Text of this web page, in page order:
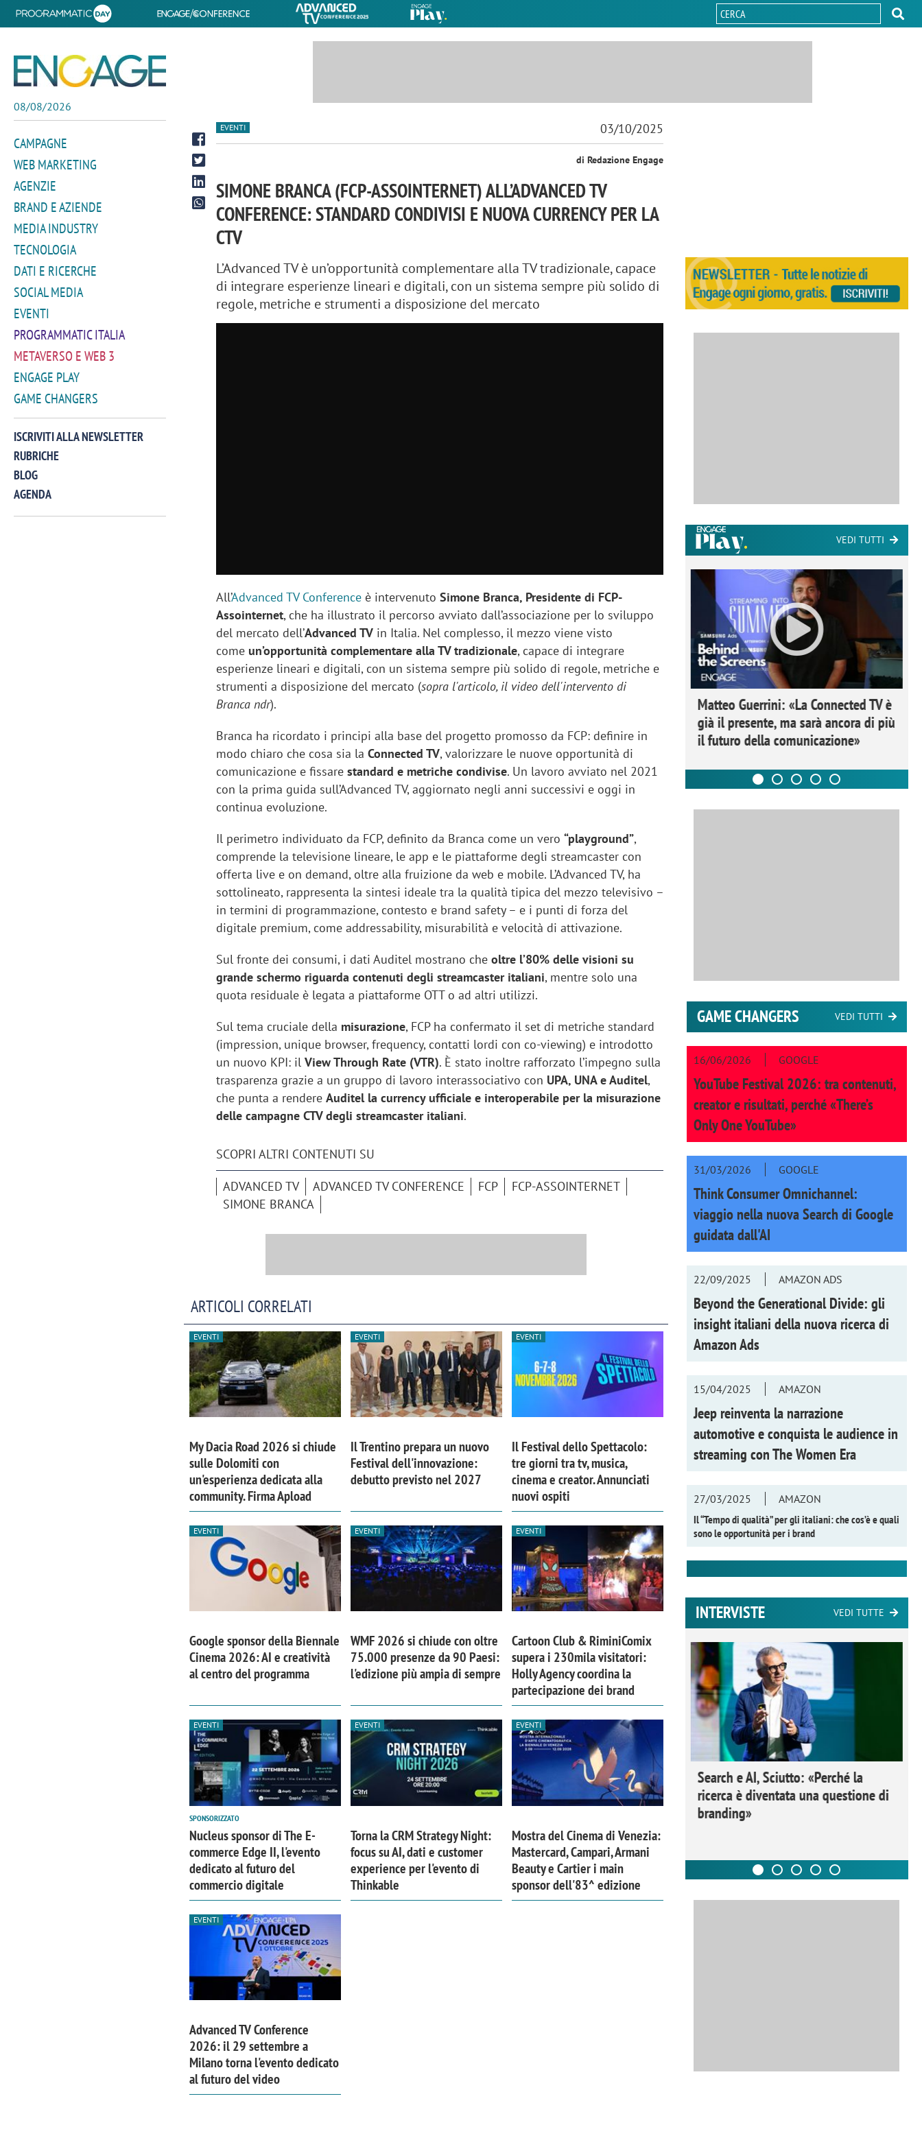
08/08/2026
CAMPAGNE
WEB MARKETING
AGENZIE
BRAND E AZIENDE
MEDIA INDUSTRY
TECNOLOGIA
DATI E RICERCHE
SOCIAL MEDIA
EVENTI
PROGRAMMATIC ITALIA
METAVERSO E WEB 3
ENGAGE PLAY
GAME CHANGERS
ISCRIVITI ALLA NEWSLETTER
RUBRICHE
BLOG
AGENDA
EVENTI 03/10/2025
di Redazione Engage
SIMONE BRANCA (FCP-ASSOINTERNET) ALL’ADVANCED TV
CONFERENCE: STANDARD CONDIVISI E NUOVA CURRENCY PER LA
CTV
L’Advanced TV è un’opportunità complementare alla TV tradizionale, capace
di integrare esperienze lineari e digitali, con un sistema sempre più solido di
regole, metriche e strumenti a disposizione del mercato
All’Advanced TV Conference è intervenutoSimone Branca, Presidente di FCP-
Assointernet, che ha illustrato il percorso avviato dall’associazione per lo sviluppo
del mercato dell’Advanced TV in Italia. Nel complesso, il mezzo viene visto
come un’opportunità complementare alla TV tradizionale, capace di integrare
esperienze lineari e digitali, con un sistema sempre più solido di regole, metriche e
strumenti a disposizione del mercato (sopra l'articolo, il video dell'intervento di
Branca ndr).
Branca ha ricordato i principi alla base del progetto promosso da FCP: definire in
modo chiaro che cosa sia laConnected TV, valorizzare le nuove opportunità di
comunicazione e fissarestandard e metriche condivise. Un lavoro avviato nel 2021
con la prima guida sull’Advanced TV, aggiornato negli anni successivi e oggi in
continua evoluzione.
Il perimetro individuato da FCP, definito da Branca come un vero“playground”,
comprende la televisione lineare, le app e le piattaforme degli streamcaster con
offerta live e on demand, oltre alla fruizione da web e mobile. L’Advanced TV, ha
sottolineato, rappresenta la sintesi ideale tra la qualità tipica del mezzo televisivo –
in termini di programmazione, contesto e brand safety – e i punti di forza del
digitale premium, come addressability, misurabilità e velocità di attivazione.
Sul fronte dei consumi, i dati Auditel mostrano cheoltre l’80% delle visioni su
grande schermo riguarda contenuti degli streamcaster italiani, mentre solo una
quota residuale è legata a piattaforme OTT o ad altri utilizzi.
Sul tema cruciale della misurazione, FCP ha confermato il set di metriche standard
(impression, unique browser, frequency, contatti lordi con co-viewing) e introdotto
un nuovo KPI: ilView Through Rate (VTR). È stato inoltre rafforzato l’impegno sulla
trasparenza grazie a un gruppo di lavoro interassociativo con UPA, UNA e Auditel,
che punta a rendereAuditel la currency ufficiale e interoperabile per la misurazione
delle campagne CTV degli streamcaster italiani.
SCOPRI ALTRI CONTENUTI SU
ADVANCED TV ADVANCED TV CONFERENCE FCP
FCP-ASSOINTERNET
SIMONE BRANCA
ARTICOLI CORRELATI
EVENTI
My Dacia Road 2026 si chiude
sulle Dolomiti con
un'esperienza dedicata alla
community. Firma Apload
EVENTI
Il Trentino prepara un nuovo
Festival dell'innovazione:
debutto previsto nel 2027
EVENTI
Il Festival dello Spettacolo:
tre giorni tra tv, musica,
cinema e creator. Annunciati
nuovi ospiti
EVENTI
Google sponsor della Biennale
Cinema 2026: AI e creatività
al centro del programma
EVENTI
WMF 2026 si chiude con oltre
75.000 presenze da 90 Paesi:
l'edizione più ampia di sempre
EVENTI
Cartoon Club & RiminiComix
supera i 230mila visitatori:
Holly Agency coordina la
partecipazione dei brand
EVENTI
SPONSORIZZATO
Nucleus sponsor di The E-
commerce Edge II, l'evento
dedicato al futuro del
commercio digitale
EVENTI
Torna la CRM Strategy Night:
focus su AI, dati e customer
experience per l'evento di
Thinkable
EVENTI
Mostra del Cinema di Venezia:
Mastercard, Campari, Armani
Beauty e Cartier i main
sponsor dell'83^ edizione
EVENTI
Advanced TV Conference
2026: il 29 settembre a
Milano torna l'evento dedicato
al futuro del video
VEDI TUTTI
Manassero, Samsung Ads: «Con Total
Perez, Samsung Ads: «L'Italia è un
crescere»
"spreco di relazioni"
Matteo Guerrini: «La Connected TV è
già il presente, ma sarà ancora di più
il futuro della comunicazione»
GAME CHANGERS VEDI TUTTI
16/06/2026 GOOGLE
YouTube Festival 2026: tra contenuti,
creator e risultati, perché «There’s
Only One YouTube»
31/03/2026 GOOGLE
Think Consumer Omnichannel:
viaggio nella nuova Search di Google
guidata dall'AI
22/09/2025 AMAZON ADS
Beyond the Generational Divide: gli
insight italiani della nuova ricerca di
Amazon Ads
15/04/2025 AMAZON
Jeep reinventa la narrazione
automotive e conquista le audience in
streaming conThe Women Era
27/03/2025
AMAZON
Il “Tempo di qualità” per gli italiani: che cos’è e quali
sono le opportunità per i brand
INTERVISTE VEDI TUTTE
comunicazione crea un brand food:
«Marketing e prodotto devono
Emanuele Viora di Deloitte Digital:
«La creatività resta centrale, l’AI deve
amplificare il talento»
Ricerche di mercato. Neri, Ipsos
Doxa: «Non basta più descrivere i
fenomeni: bisogna comprenderli e
tradurli in azioni»
Search e AI, Sciutto: «Perché la
ricerca è diventata una questione di
branding»